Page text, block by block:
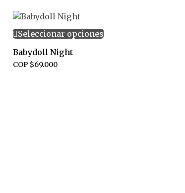
Seleccionar opciones
Babydoll Night
COP $69.000